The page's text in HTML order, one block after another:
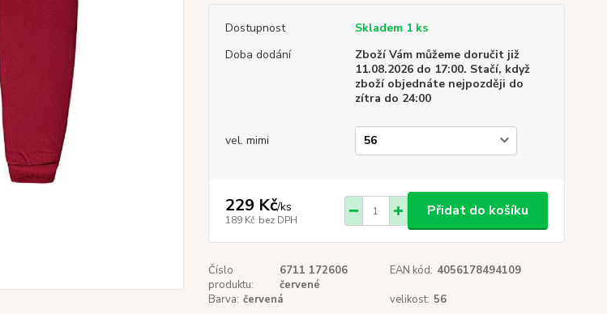
Dostupnost
Skladem 1 ks
Doba dodání
Zboží Vám můžeme doručit již
11.08.2026 do 17:00. Stačí, když
zboží objednáte nejpozději do
zítra do 24:00
vel. mimi
229 Kč/ks
189 Kč bez DPH
Přidat do košíku
Číslo
produktu:
6711 172606
červené
EAN kód: 4056178494109
Barva: červená velikost: 56